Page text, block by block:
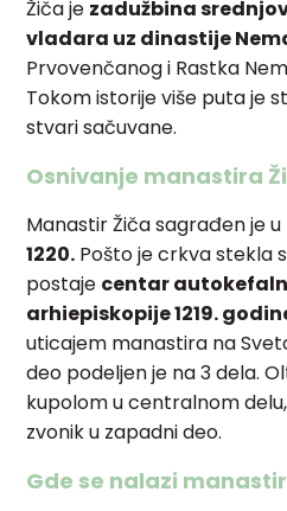
Žiča je zadužbina
vladara uz dinastije
Prvovenčanog i Rastka
Tokom istorije više puta je
stvari sačuvane.
Osnivanje manastira
Manastir Žiča sagrađen je
1220. Pošto je crkva stekla
postaje centar
arhiepiskopije 1219.
uticajem manastira na
deo podeljen je na 3 dela.
kupolom u centralnom
zvonik u zapadni deo.
Gde se nalazi